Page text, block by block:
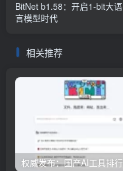
BitNet b1.58：开启1-bit大语
言模型时代
相关推荐